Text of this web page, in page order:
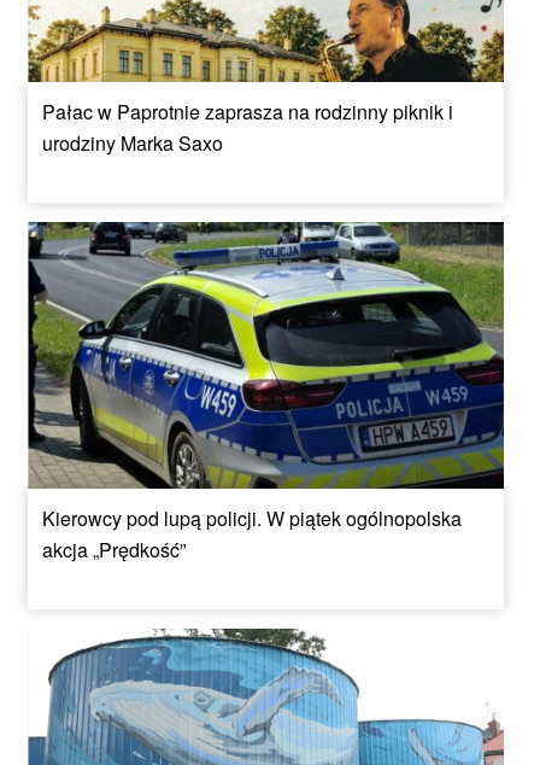
Pałac w Paprotnie zaprasza na rodzinny piknik i
urodziny Marka Saxo
Kierowcy pod lupą policji. W piątek ogólnopolska
akcja „Prędkość”